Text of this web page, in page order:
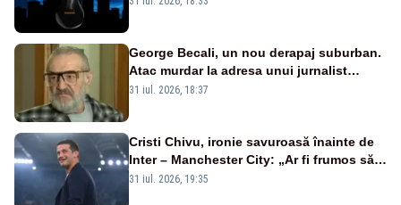
George Becali, un nou derapaj suburban.
Atac murdar la adresa unui jurnalist
sportiv – AUDIO
31 iul. 2026, 18:37
Cristi Chivu, ironie savuroasă înainte de
Inter – Manchester City: „Ar fi frumos să
mai cumpărați și de la noi”
31 iul. 2026, 19:35